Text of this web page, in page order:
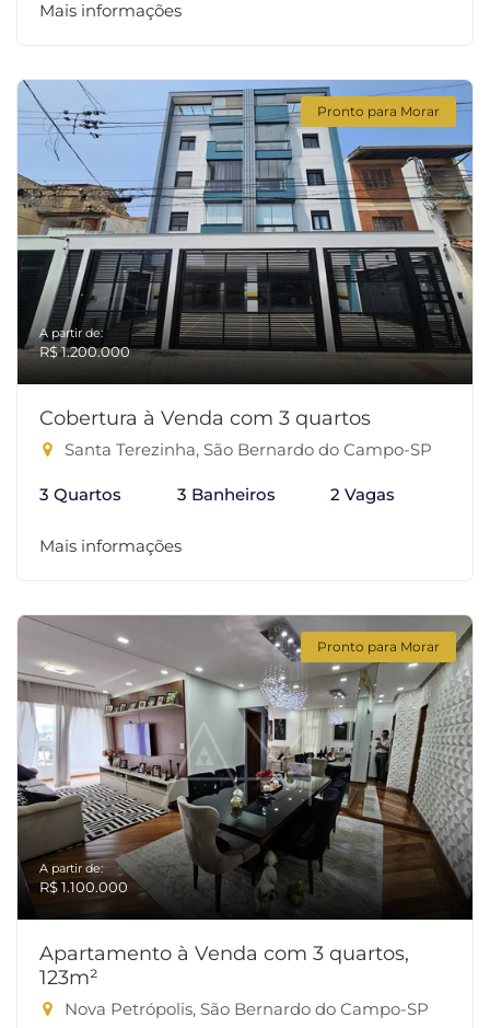
Mais informações
Pronto para Morar
A partir de:
R$ 1.200.000
Cobertura à Venda com 3 quartos
Santa Terezinha, São Bernardo do Campo-SP
3 Quartos 3 Banheiros 2 Vagas
Mais informações
Pronto para Morar
A partir de:
R$ 1.100.000
Apartamento à Venda com 3 quartos,
123m²
Nova Petrópolis, São Bernardo do Campo-SP